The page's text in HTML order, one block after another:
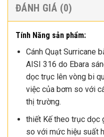
ĐÁNH GIÁ (0)
Tính Năng sản phẩm:
Cánh Quạt Surricane
AISI 316 do Ebara
dọc trục lên vòng bi
việc của bơm so với
thị trường.
thiết Kế theo trục dọc
so với mức hiệu suất